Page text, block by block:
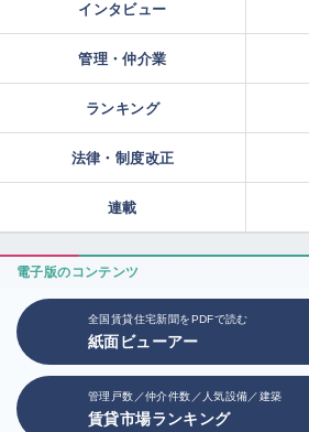
インタビュー
管理・仲介業
ランキング
法律・制度改正
連載
電子版のコンテンツ
全国賃貸住宅新聞をPDFで読む
紙面ビューアー
管理戸数／仲介件数／人気設備／建築
賃貸市場ランキング